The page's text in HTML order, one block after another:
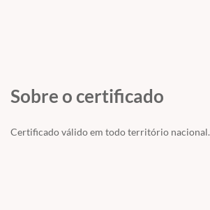
Sobre o certificado
Certificado válido em todo território nacional.